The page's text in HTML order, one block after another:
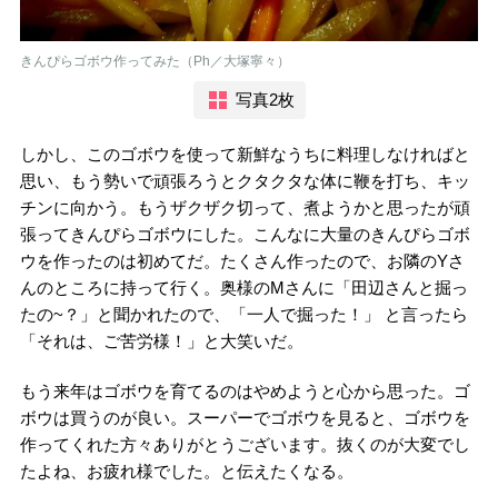
きんぴらゴボウ作ってみた（Ph／大塚寧々）
写真2枚
しかし、このゴボウを使って新鮮なうちに料理しなければと
思い、もう勢いで頑張ろうとクタクタな体に鞭を打ち、キッ
チンに向かう。もうザクザク切って、煮ようかと思ったが頑
張ってきんぴらゴボウにした。こんなに大量のきんぴらゴボ
ウを作ったのは初めてだ。たくさん作ったので、お隣のYさ
んのところに持って行く。奥様のMさんに「田辺さんと掘っ
たの~？」と聞かれたので、「一人で掘った！」 と言ったら
「それは、ご苦労様！」と大笑いだ。
もう来年はゴボウを育てるのはやめようと心から思った。ゴ
ボウは買うのが良い。スーパーでゴボウを見ると、ゴボウを
作ってくれた方々ありがとうございます。抜くのが大変でし
たよね、お疲れ様でした。と伝えたくなる。